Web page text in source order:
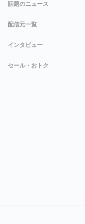
話題のニュース
配信元一覧
インタビュー
セール・おトク